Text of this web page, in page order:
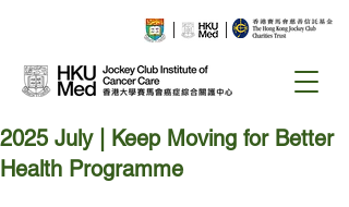
2025 July | Keep Moving for Better
Health Programme